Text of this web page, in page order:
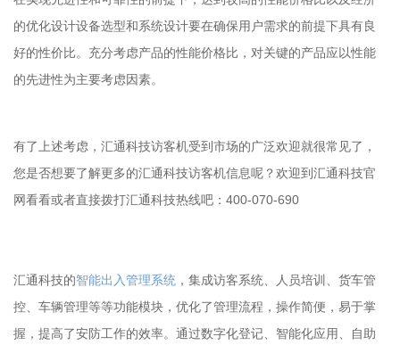
的优化设计设备选型和系统设计要在确保用户需求的前提下具有良
好的性价比。充分考虑产品的性能价格比，对关键的产品应以性能
的先进性为主要考虑因素。
有了上述考虑，汇通科技访客机受到市场的广泛欢迎就很常见了，
您是否想要了解更多的汇通科技访客机信息呢？欢迎到汇通科技官
网看看或者直接拨打汇通科技热线吧：400-070-690
汇通科技的智能出入管理系统 ，集成访客系统 、人员培训、货车管
控、车辆管理等等功能模块，优化了管理流程，操作简便，易于掌
握，提高了安防工作的效率。通过数字化登记、智能化应用、自助